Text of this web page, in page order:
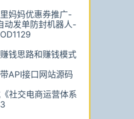
妈妈优惠券推广-
动发单防封机器人-
钱思路和赚钱模式
API接口网站源码
社交电商运营体系